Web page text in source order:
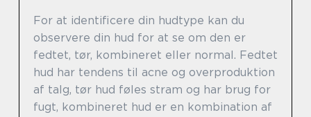
For at identificere din hudtype kan du
observere din hud for at se om den er
fedtet, tør, kombineret eller normal. Fedtet
hud har tendens til acne og overproduktion
af talg, tør hud føles stram og har brug for
fugt, kombineret hud er en kombination af